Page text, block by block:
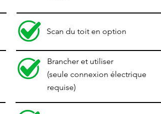
Scan du toit en option
Brancher et utiliser
(seule connexion électrique
requise)